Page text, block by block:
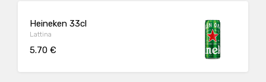
Heineken 33cl
Lattina
5.70 €